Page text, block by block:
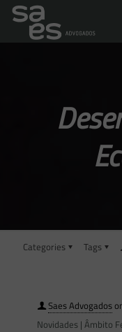
Categories Tags
Saes Advogados
Novidades | Âmbito